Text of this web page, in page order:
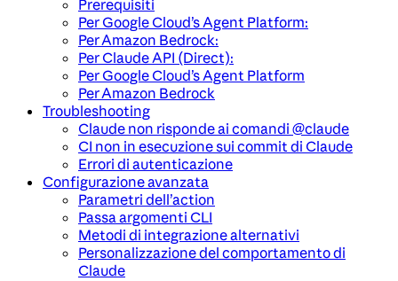
Prerequisiti
Per Google Cloud’s Agent Platform:
Per Amazon Bedrock:
Per Claude API (Direct):
Per Google Cloud’s Agent Platform
Per Amazon Bedrock
Troubleshooting
Claude non risponde ai comandi @claude
CI non in esecuzione sui commit di Claude
Errori di autenticazione
Configurazione avanzata
Parametri dell’action
Passa argomenti CLI
Metodi di integrazione alternativi
Personalizzazione del comportamento di
Claude